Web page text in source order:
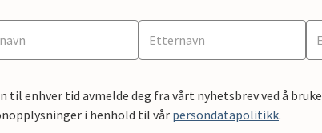
til enhver tid avmelde deg fra vårt nyhetsbrev ved å
i henhold til vår persondatapolitikk.